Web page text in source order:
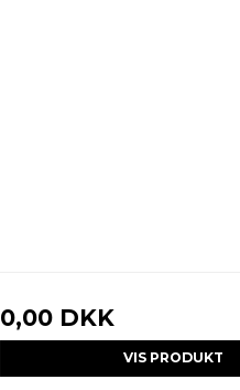
0,00 DKK
VIS PRODUKT